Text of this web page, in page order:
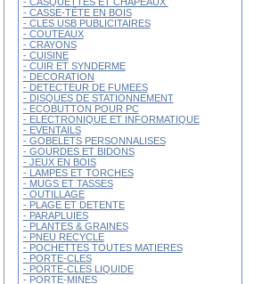
- CASSE-TÊTE EN BOIS
- CLES USB PUBLICITAIRES
- COUTEAUX
- CRAYONS
- CUISINE
- CUIR ET SYNDERME
- DECORATION
- DETECTEUR DE FUMEES
- DISQUES DE STATIONNEMENT
- ECOBUTTON POUR PC
- ELECTRONIQUE ET INFORMATIQUE
- EVENTAILS
- GOBELETS PERSONNALISES
- GOURDES ET BIDONS
- JEUX EN BOIS
- LAMPES ET TORCHES
- MUGS ET TASSES
- OUTILLAGE
- PLAGE ET DETENTE
- PARAPLUIES
- PLANTES & GRAINES
- PNEU RECYCLE
- POCHETTES TOUTES MATIERES
- PORTE-CLES
- PORTE-CLES LIQUIDE
- PORTE-MINES